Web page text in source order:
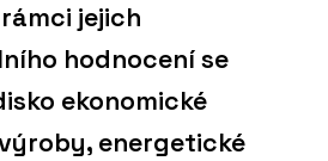
jejich
hodnocení se
ekonomické
energetické